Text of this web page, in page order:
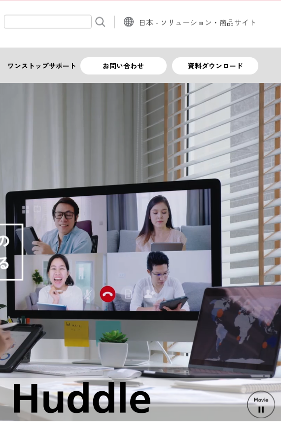
検索キーワード入力 日本 - ソリューション・商品サイト
ワンストップサポート お問い合わせ 資料ダウンロード